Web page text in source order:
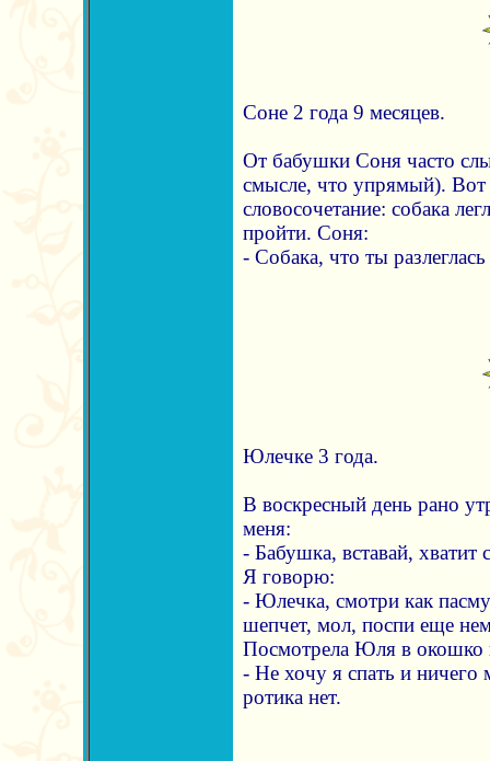
Соне 2 года 9 месяцев.
От бабушки Соня часто
смысле, что упрямый). Вот
словосочетание: собака
пройти. Соня:
- Собака, что ты
Юлечке 3 года.
В воскресный день рано
меня:
- Бабушка, вставай, хватит
Я говорю:
- Юлечка, смотри как
шепчет, мол, поспи еще
Посмотрела Юля в окошко
- Не хочу я спать и ничего
ротика нет.